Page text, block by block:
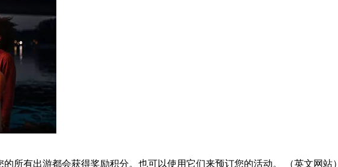
所有出游都会获得奖励积分。也可以使用它们来预订您的活动。 （英文网站）